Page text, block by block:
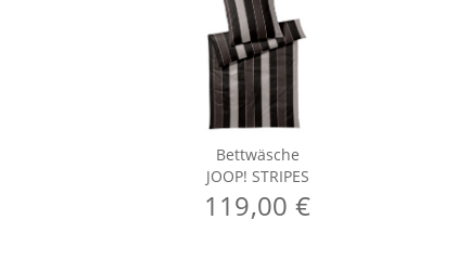
Bettwäsche
JOOP! STRIPES
119,00 €